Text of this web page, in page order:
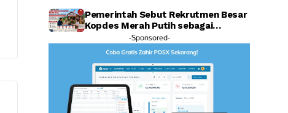
Pemerintah Sebut Rekrutmen Besar
Kopdes Merah Putih sebagai
Investasi SDM Raksasa
-Sponsored-